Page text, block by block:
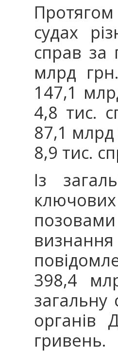
судах
справ за
млрд
147,1
4,8 тис.
87,1 млрд
8,9 тис.
Із
позовами
398,4
гривень.